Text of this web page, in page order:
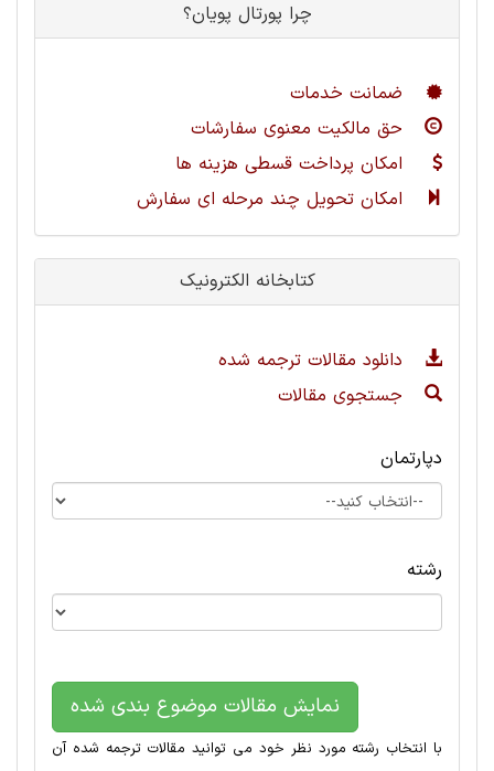
چرا پورتال پویان؟
ضمانت خدمات
حق مالکیت معنوی سفارشات
امکان پرداخت قسطی هزینه ها
امکان تحویل چند مرحله ای سفارش
کتابخانه الکترونیک
دانلود مقالات ترجمه شده
جستجوی مقالات
دپارتمان
رشته
نمایش مقالات موضوع بندی شده
با انتخاب رشته مورد نظر خود می توانید مقالات ترجمه شده آن